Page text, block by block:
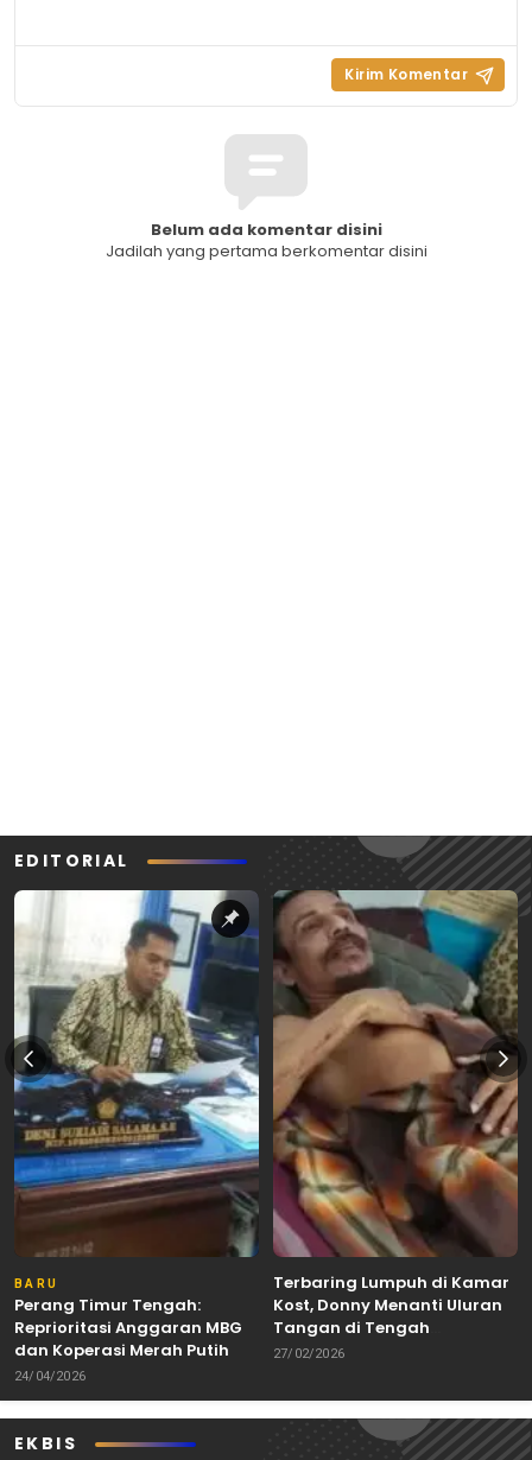
Belum ada komentar disini
Jadilah yang pertama berkomentar disini
EDITORIAL
BARU
Perang Timur Tengah:
Reprioritasi Anggaran MBG
dan Koperasi Merah Putih
24/04/2026
Terbaring Lumpuh di Kamar
Kost, Donny Menanti Uluran
Tangan di Tengah
Keterbatasan
27/02/2026
EKBIS